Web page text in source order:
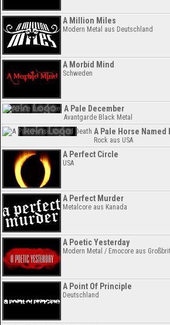
A Million Miles
Modern Metal aus Deutschland
A Morbid Mind
Schweden
A Pale December
Avantgarde Black Metal
A Pale Horse Named
Rock aus USA
A Perfect Circle
USA
A Perfect Murder
Metalcore aus Kanada
A Poetic Yesterday
Modern Metal / Emocore aus
A Point Of Principle
Deutschland